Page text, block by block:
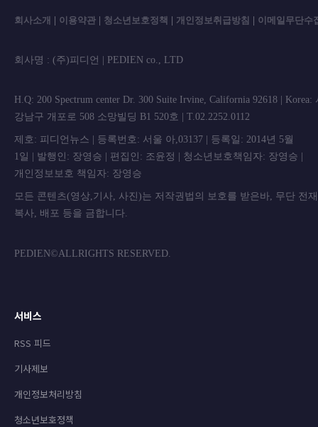
회사소개 이용약관 청소년보호정책 개인정보취급방침 이메일무단수
회사명 : (주)피디언 | PEDIEN co.,
H.Q: 200 Spectrum center Dr. 300 Suite Irvine, California 92618 | Korea:
강남구 개포로 508 소망빌딩 B1 520호 | T.02.2252.0112
제호: 피디언뉴스 | 등록번호: 서울 아,03137 | 등록일: 2014년 5월
1일 | 발행인: 장영승 | 편집인: 조윤정 | 청소년보호책임자: 장영승 |
개인정보보호 책임자: 장영승
모든 콘텐츠(영상,기사, 사진)는 저작권법의 보호를 받은바, 무단 전
복사, 배포 등을 금합니
PEDIEN©ALLRIGHTS RESERVED.
서비스
RSS 피드
기사제보
개인정보처리방침
청소년보호정책